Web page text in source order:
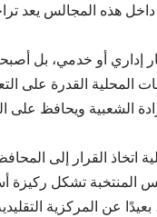
هذه المجالس يعد
إداري أو خدمي، بل
المحلية القدرة على
الشعبية ويحافظ على
القرار إلى
المنتخبة تشكل ركيزة
بعيدًا عن المركزية